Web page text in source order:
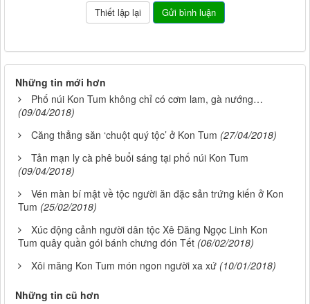
Những tin mới hơn
Phố núi Kon Tum không chỉ có cơm lam, gà nướng…
(09/04/2018)
Căng thẳng săn ‘chuột quý tộc’ ở Kon Tum (27/04/2018)
Tản mạn ly cà phê buổi sáng tại phố núi Kon Tum
(09/04/2018)
Vén màn bí mật về tộc người ăn đặc sản trứng kiến ở Kon
Tum (25/02/2018)
Xúc động cảnh người dân tộc Xê Đăng Ngọc Linh Kon
Tum quây quần gói bánh chưng đón Tết (06/02/2018)
Xôi măng Kon Tum món ngon người xa xứ (10/01/2018)
Những tin cũ hơn